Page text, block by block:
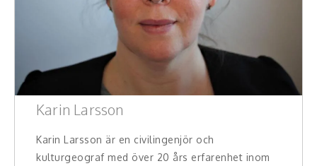
Karin Larsson
Karin Larsson är en civilingenjör och
kulturgeograf med över 20 års erfarenhet inom